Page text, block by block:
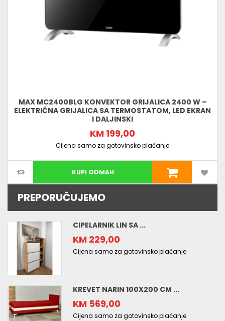
MAX MC2400BLG KONVEKTOR GRIJALICA 2400 W –
ELEKTRIČNA GRIJALICA SA TERMOSTATOM, LED EKRAN
I DALJINSKI
KM 199,00
Cijena samo za gotovinsko plaćanje
KUPI ODMAH
PREPORUČUJEMO
CIPELARNIK LIN SA ...
KM 229,00
Cijena samo za gotovinsko plaćanje
KREVET NARIN 100X200 CM ...
KM 569,00
Cijena samo za gotovinsko plaćanje